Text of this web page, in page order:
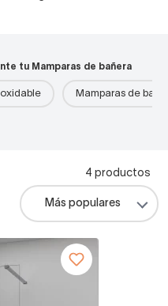
tu Mamparas de bañera
Mamparas de
4 productos